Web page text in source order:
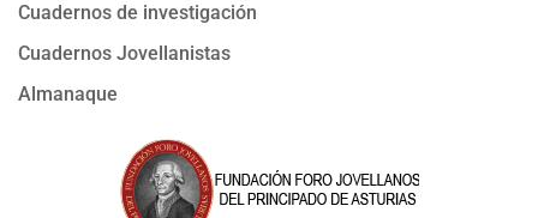
Cuadernos de investigación
Cuadernos Jovellanistas
Almanaque